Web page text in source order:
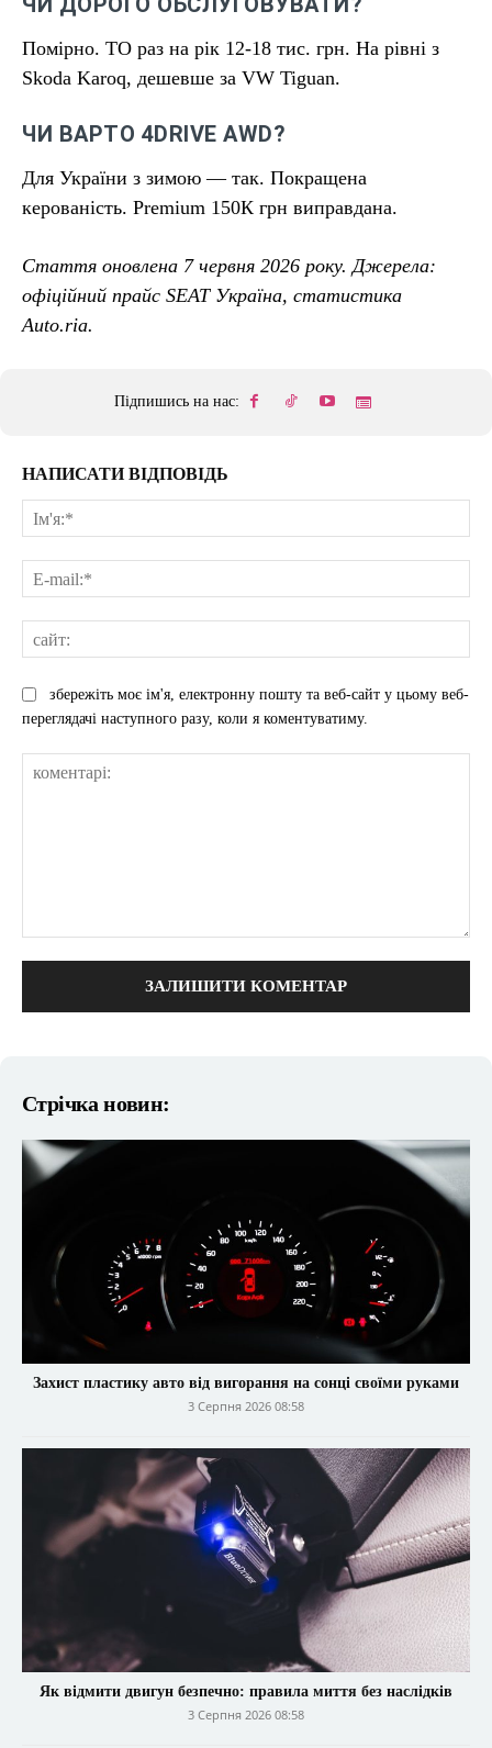
Помірно. ТО раз на рік 12-18 тис. грн. На рівні з
Skoda Karoq, дешевше за VW Tiguan.
ЧИ ВАРТО 4DRIVE AWD?
Для України з зимою — так. Покращена
керованість. Premium 150К грн виправдана.
Стаття оновлена 7 червня 2026 року. Джерела:
офіційний прайс SEAT Україна, статистика
Auto.ria.
Підпишись на нас:
НАПИСАТИ ВІДПОВІДЬ
збережіть моє ім'я, електронну пошту та веб-сайт у цьому веб-
переглядачі наступного разу, коли я коментуватиму.
Стрічка новин:
Захист пластику авто від вигорання на сонці своїми руками
3 Серпня 2026 08:58
Як відмити двигун безпечно: правила миття без наслідків
3 Серпня 2026 08:58